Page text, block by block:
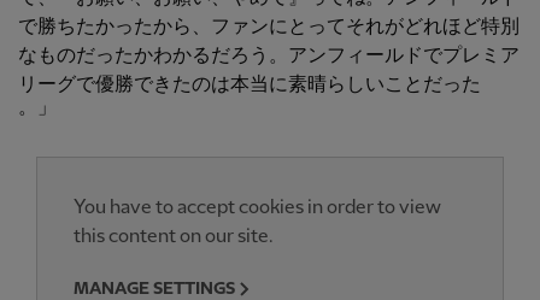
で勝ちたかったから、ファンにとってそれがどれほど特別
なものだったかわかるだろう。アンフィールドでプレミア
リーグで優勝できたのは本当に素晴らしいことだった
。」
You have to accept cookies in order to view
this content on our site.
MANAGE SETTINGS